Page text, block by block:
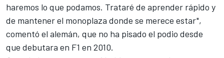
haremos lo que podamos. Trataré de aprender rápido y
de mantener el monoplaza donde se merece estar",
comentó el alemán, que no ha pisado el podio desde
que debutara en F1 en 2010.